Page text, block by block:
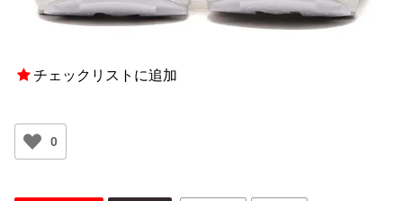
チェックリストに追加
0